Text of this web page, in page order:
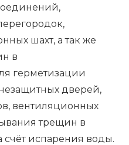
шахт, а так же
в
герметизации
дверей,
вентиляционных
трещин в
счёт испарения воды.